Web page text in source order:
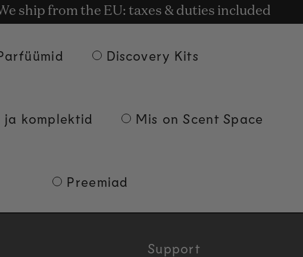
kohaletoimetamine alates 135€ tellimuste puhul.
ship from the EU: taxes & duties included
rewards for shopping with Commodity.Circle
Discovery Kits
ja komplektid Mis on Scent Space
Preemiad
Support